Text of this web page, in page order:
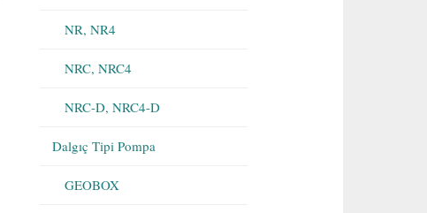
NR, NR4
NRC, NRC4
NRC-D, NRC4-D
Dalgıç Tipi Pompa
GEOBOX